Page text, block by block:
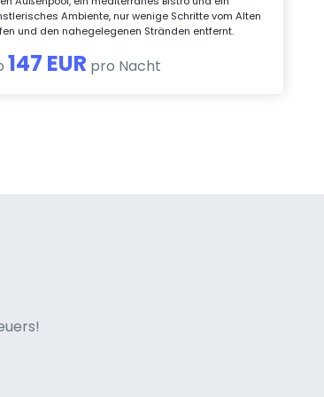
Ambiente, nur wenige Schritte vom Alten
und den nahegelegenen Stränden entfernt.
147 EUR pro Nacht